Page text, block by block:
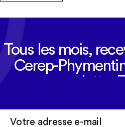
Tous les mois,
Cerep-Phymentin
newsletter